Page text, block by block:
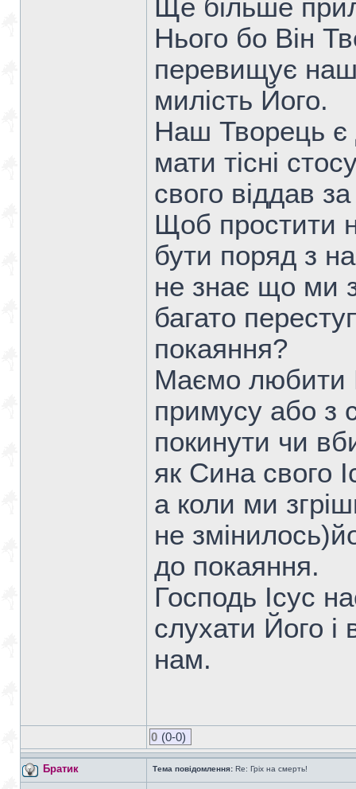
Ще більше
Нього бо Він
перевищує
милість Його.
Наш Творець є
мати тісні
свого віддав
Щоб простити
бути поряд з
не знає що ми
багато
покаяння?
Маємо любити
примусу або з
покинути чи
як Сина свого
а коли ми
не
до покаяння.
Господь Ісус
слухати Його і
нам.
0 (0-0)
Братик Тема повідомлення: Re: Гріх на смерть!